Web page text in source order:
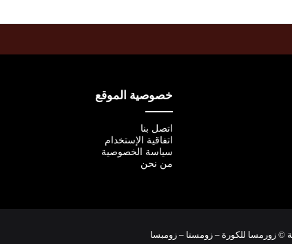
خصوصية الموقع
اتصل بنا
اتفاقية الإستخدام
سياسة الخصوصية
من نحن
© زورمسا للكورة – زومستا – زومبسا